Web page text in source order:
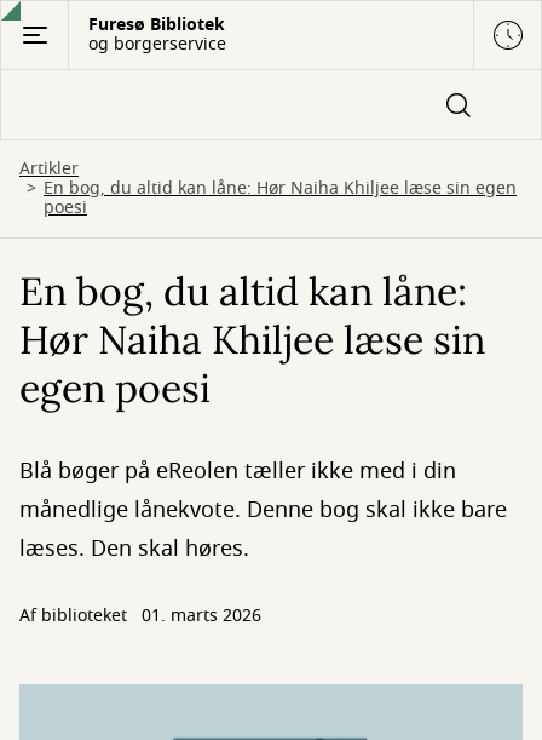
Gå
hovedindhold
Furesø Bibliotek
og borgerservice
Artikler
En bog, du altid kan låne: Hør Naiha Khiljee læse sin egen
poesi
En bog, du altid kan låne:
Hør Naiha Khiljee læse sin
egen poesi
Blå bøger på eReolen tæller ikke med i din
månedlige lånekvote. Denne bog skal ikke bare
læses. Den skal høres.
Af biblioteket 01. marts 2026